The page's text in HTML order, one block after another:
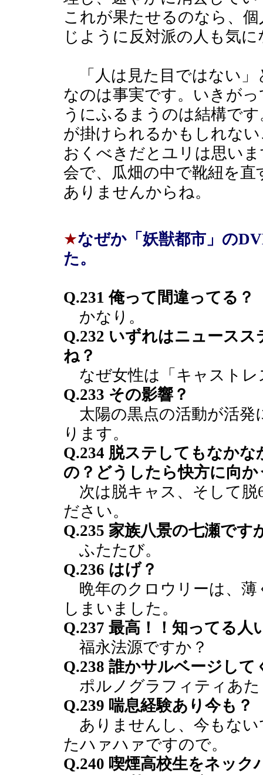
これが果たせるのなら、
じように反対派の人も気
「人は見た目ではない」
なのは事実です。いきが
うにふるまうのは結構で
が掛けられるかもしれな
おくべきだとユリは思い
会で、瓜畑の中で靴紐を
ありませんからね。
★なぜか「妖獣都市」の
た。
Q.231 俺って間違ってる？
かなり。
Q.232 いずれはニュース
ね？
なぜ女性は「キャストレ
Q.233 その影響？
太陽の黒点の活動が活発
ります。
Q.234 脱ステしてもなか
の？どうしたら快方に向
次は脱キャス、そして脱
ださい。
Q.235 家族八景の七瀬です
ふたたび。
Q.236 はげ？
晩年のクロウリーは、薄
しまいました。
Q.237 最高！！知ってる人
福永法源ですか？
Q.238 誰かサルベージして
ポルノグラフィティあた
Q.239 喘息経験あり今も？
ありませんし、今もない
たハァハァですので。
Q.240 喫煙高校生をネッ